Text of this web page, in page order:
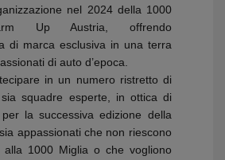
nel 2024 della 1000
Up Austria, offrendo
di marca esclusiva in una terra
di auto d’epoca.
in un numero ristretto di
sia squadre esperte, in ottica di
la successiva edizione della
appassionati che non riescono
alla 1000 Miglia o che vogliono